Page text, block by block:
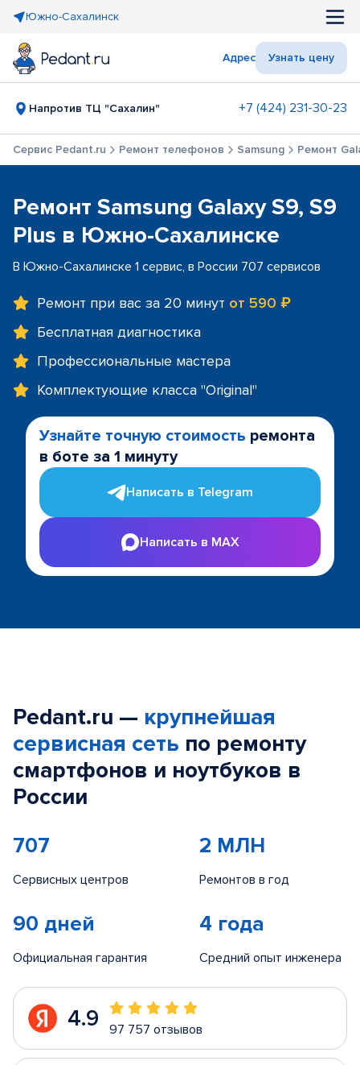
Южно-Сахалинск
Адрес Узнать цену
Напротив ТЦ "Сахалин" +7 (424) 231-30-23
Сервис Pedant.ru Ремонт телефонов Samsung Ремонт
Ремонт Samsung Galaxy S9, S9
Plus в Южно-Сахалинске
В Южно-Сахалинске 1 сервис, в России 707 сервисов
Ремонт при вас за 20 минут от 590 ₽
Бесплатная диагностика
Профессиональные мастера
Комплектующие класса "Original"
Узнайте точную стоимость ремонта
в боте за 1 минуту
Написать в Telegram
Написать в MAX
Pedant.ru — крупнейшая
сервисная сеть по ремонту
смартфонов и ноутбуков в
России
707
Сервисных центров
2 МЛН
Ремонтов в год
90 дней
Официальная гарантия
4 года
Средний опыт инженера
4.9 97 757 отзывов